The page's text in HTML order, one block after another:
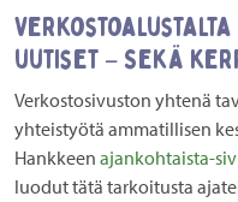
uutiset – Sekä
Verkostosivuston yhtenä
yhteistyötä ammatillisen
Hankkeen ajankohtaista-
luodut tätä tarkoitusta